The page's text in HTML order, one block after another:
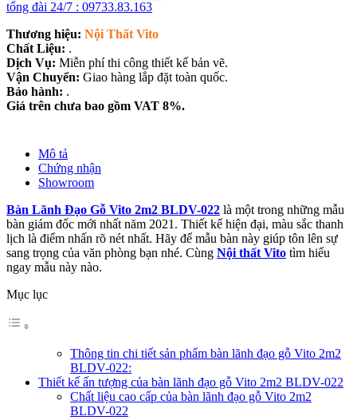
tổng đài 24/7 : 09733.83.163
Thương hiệu: Nội Thất Vito
Chất Liệu: .
Dịch Vụ: Miễn phí thi công thiết kế bản vẽ.
Vận Chuyển: Giao hàng lắp đặt toàn quốc.
Bảo hành: .
Giá trên chưa bao gồm VAT 8%.
Mô tả
Chứng nhận
Showroom
Bàn Lãnh Đạo Gỗ Vito 2m2 BLDV-022 là một trong những mẫu
bàn giám đốc mới nhất năm 2021. Thiết kế hiện đại, màu sắc thanh
lịch là điểm nhấn rõ nét nhất. Hãy để mẫu bàn này giúp tôn lên sự
sang trọng của văn phòng bạn nhé. Cùng Nội thất Vito tìm hiểu
ngay mẫu này nào.
Mục lục
Thông tin chi tiết sản phẩm bàn lãnh đạo gỗ Vito 2m2
BLDV-022:
Thiết kế ấn tượng của bàn lãnh đạo gỗ Vito 2m2 BLDV-022
Chất liệu cao cấp của bàn lãnh đạo gỗ Vito 2m2
BLDV-022